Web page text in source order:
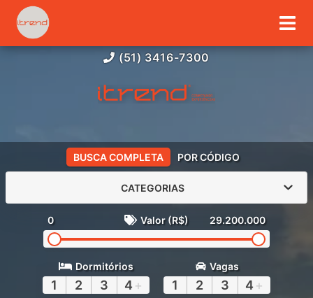
(51) 3416-7300
BUSCA COMPLETA POR CÓDIGO
CATEGORIAS
0 Valor (R$) 29.200.000
Dormitórios
1 2 3 4 +
Vagas
1 2 3 4 +